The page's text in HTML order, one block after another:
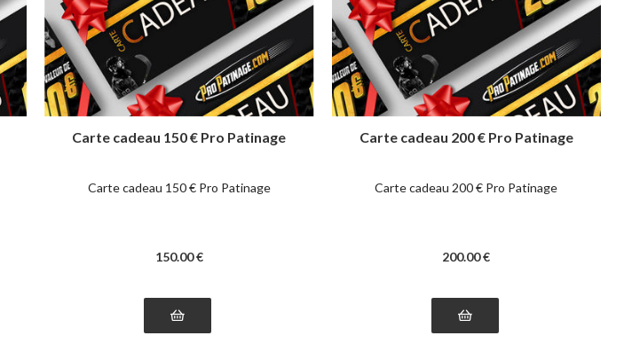
Carte cadeau 150 € Pro Patinage
Carte cadeau 150 € Pro Patinage
150.00€
Carte cadeau 200 € Pro Patinage
Carte cadeau 200 € Pro Patinage
200.00€